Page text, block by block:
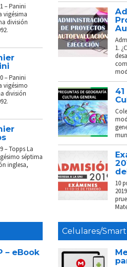
– Panini
vigésima
división
– Panini
vigésimo
división
– Topps La
séptima
inglesa,
1.
10
– eBook
Celulares/